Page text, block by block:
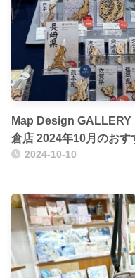
Map Design GALLERY
倉店 2024年10月のお
2024-10-10